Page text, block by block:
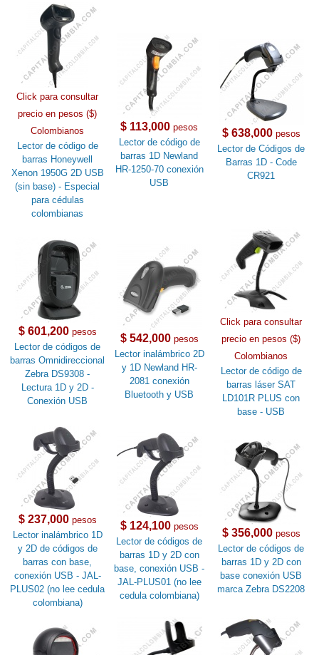
Click para consultar
precio en pesos ($)
Colombianos
Lector de código de
barras Honeywell
Xenon 1950G 2D USB
(sin base) - Especial
para cédulas
colombianas
$ 113,000 pesos
Lector de código de
barras 1D Newland
HR-1250-70 conexión
USB
$ 638,000pesos
Lector de Códigos de
Barras 1D - Code
CR921
$ 601,200pesos
Lector de códigos de
barras Omnidireccional
Zebra DS9308 -
Lectura 1D y 2D -
Conexión USB
$ 542,000pesos
Lector inalámbrico 2D
y 1D Newland HR-
2081 conexión
Bluetooth y USB
Click para consultar
precio en pesos ($)
Colombianos
Lector de código de
barras láser SAT
LD101R PLUS con
base - USB
$ 237,000pesos
Lector inalámbrico 1D
y 2D de códigos de
barras con base,
conexión USB - JAL-
PLUS02 (no lee cedula
colombiana)
$ 124,100pesos
Lector de códigos de
barras 1D y 2D con
base, conexión USB -
JAL-PLUS01 (no lee
cedula colombiana)
$ 356,000pesos
Lector de códigos de
barras 1D y 2D con
base conexión USB
marca Zebra DS2208